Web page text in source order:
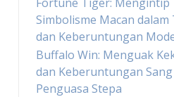
Simbolisme Macan dalam
dan Keberuntungan
Buffalo Win: Menguak
dan Keberuntungan Sang
Penguasa Stepa